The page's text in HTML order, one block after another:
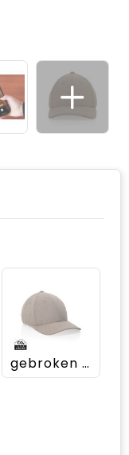
gebroken wit